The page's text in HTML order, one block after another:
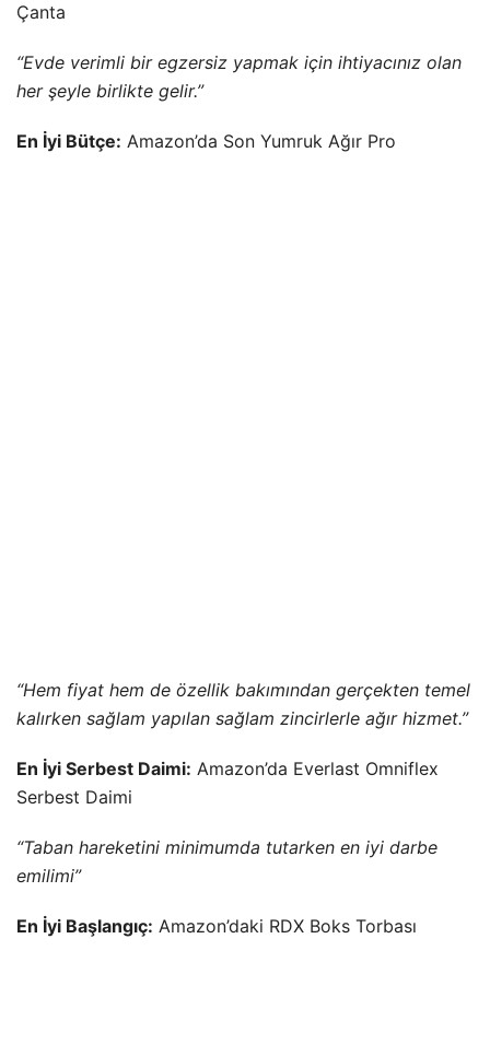
Çanta
“Evde verimli bir egzersiz yapmak için ihtiyacınız olan
her şeyle birlikte gelir.”
En İyi Bütçe: Amazon’da Son Yumruk Ağır Pro
“Hem fiyat hem de özellik bakımından gerçekten temel
kalırken sağlam yapılan sağlam zincirlerle ağır hizmet.”
En İyi Serbest Daimi: Amazon’da Everlast Omniflex
Serbest Daimi
“Taban hareketini minimumda tutarken en iyi darbe
emilimi”
En İyi Başlangıç: Amazon’daki RDX Boks Torbası